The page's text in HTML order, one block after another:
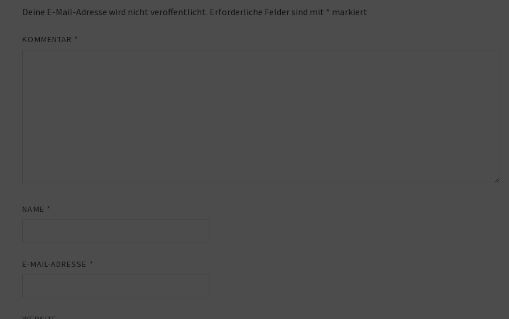
Deine E-Mail-Adresse wird nicht veröffentlicht. Erforderliche Felder sind mit * markiert
KOMMENTAR *
NAME *
E-MAIL-ADRESSE *